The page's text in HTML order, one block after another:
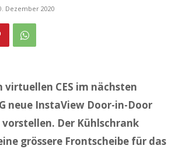
Dezember 2020
virtuellen CES im nächsten
neue InstaView Door-in-Door
Der Kühlschrank
grössere Frontscheibe für das